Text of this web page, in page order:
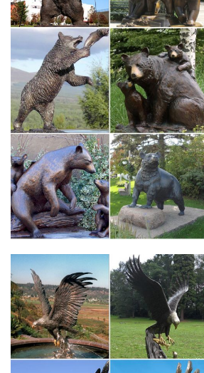
Интернет-магазин русских сувениров с
можно купить Матрешки, оловянные
Палех, Федоскино.Павловопосадские
Жостово, Береста, Фигурки, статуэтки
Собаки из полистоуна символ 2018 года
Москве…
Артикул: 599-795. 0 отзывов.
Полистоун.Собака из полистоуна (33)
символ 2018 года.
Сувенир к году собаки
Сувенир к году собаки, терьер, елочная
сувенир собачка к 2018 году терьер,
фетра, елочнаяinfo@ktototam.ru. В
КТОТОТАМ.РФ можно купить
Сердолик. Статуэтка из камня
шт.)
Бусины из натурального камня.Купить.
сравнения.
Купить символ 2018 года – собака по
оптом